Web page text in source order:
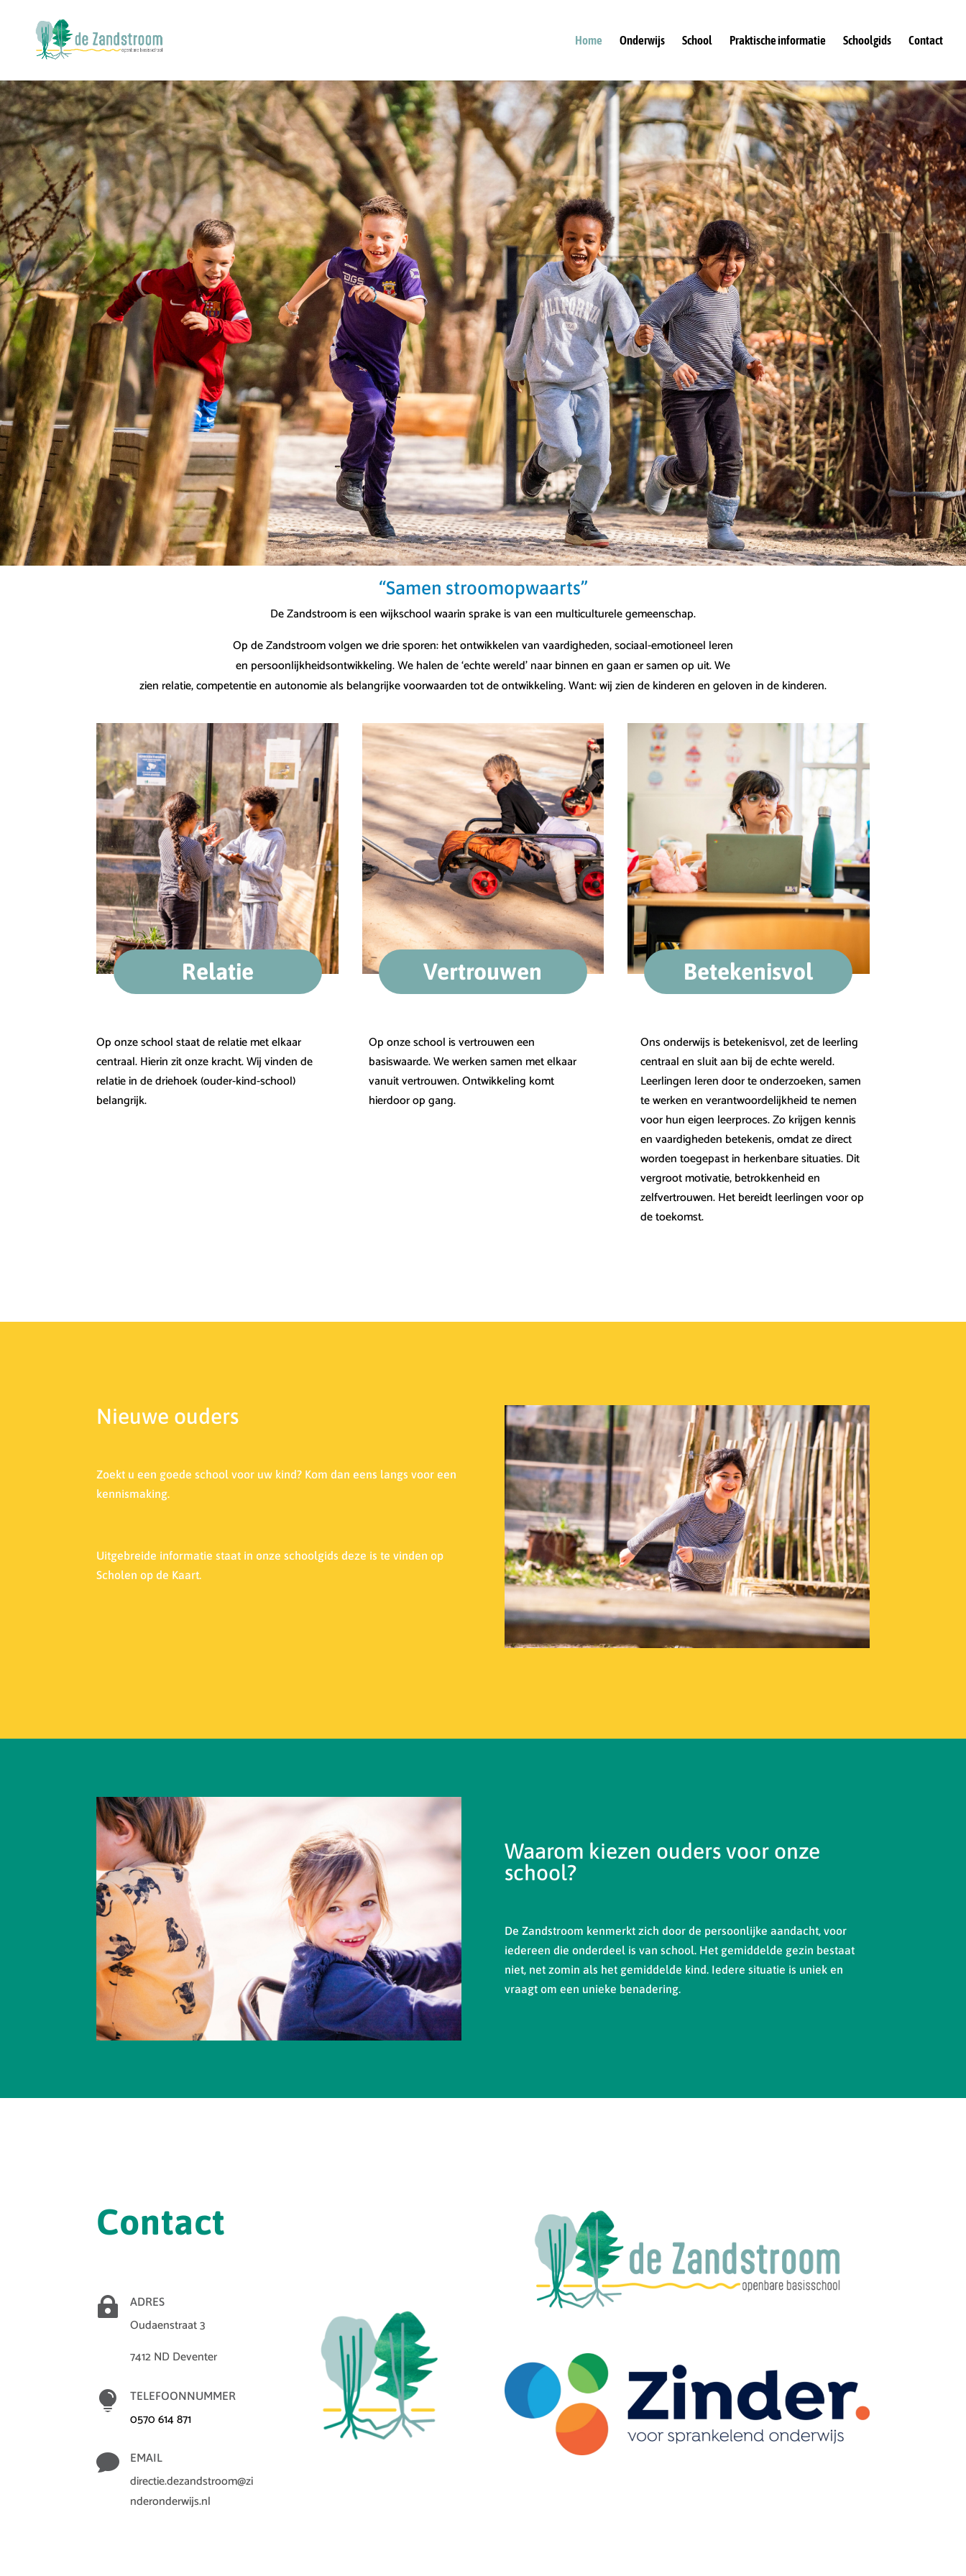
Home Onderwijs School Praktische informatie Schoolgids Contact
“Samen stroomopwaarts”
De Zandstroom is een wijkschool waarin sprake is van een multiculturele gemeenschap.
Op de Zandstroom volgen we drie sporen: het ontwikkelen van vaardigheden, sociaal-emotioneel leren
en persoonlijkheidsontwikkeling. We halen de ‘echte wereld’ naar binnen en gaan er samen op uit. We
zien relatie, competentie en autonomie als belangrijke voorwaarden tot de ontwikkeling. Want: wij zien de kinderen en geloven in de kinderen.
Relatie Vertrouwen Betekenisvol
Op onze school staat de relatie met elkaar
centraal. Hierin zit onze kracht. Wij vinden de
relatie in de driehoek (ouder-kind-school)
belangrijk.
Op onze school is vertrouwen een
basiswaarde. We werken samen met elkaar
vanuit vertrouwen. Ontwikkeling komt
hierdoor op gang.
Ons onderwijs is betekenisvol, zet de leerling
centraal en sluit aan bij de echte wereld.
Leerlingen leren door te onderzoeken, samen
te werken en verantwoordelijkheid te nemen
voor hun eigen leerproces. Zo krijgen kennis
en vaardigheden betekenis, omdat ze direct
worden toegepast in herkenbare situaties. Dit
vergroot motivatie, betrokkenheid en
zelfvertrouwen. Het bereidt leerlingen voor op
de toekomst.
Nieuwe ouders
Zoekt u een goede school voor uw kind? Kom dan eens langs voor een
kennismaking.
Uitgebreide informatie staat in onze schoolgids deze is te vinden op
Scholen op de Kaart.
Waarom kiezen ouders voor onze
school?
De Zandstroom kenmerkt zich door de persoonlijke aandacht, voor
iedereen die onderdeel is van school. Het gemiddelde gezin bestaat
niet, net zomin als het gemiddelde kind. Iedere situatie is uniek en
vraagt om een unieke benadering.
Contact
 ADRES
Oudaenstraat 3
7412 ND Deventer
 TELEFOONNUMMER
0570 614 871
 EMAIL
directie.dezandstroom@zi
nderonderwijs.nl